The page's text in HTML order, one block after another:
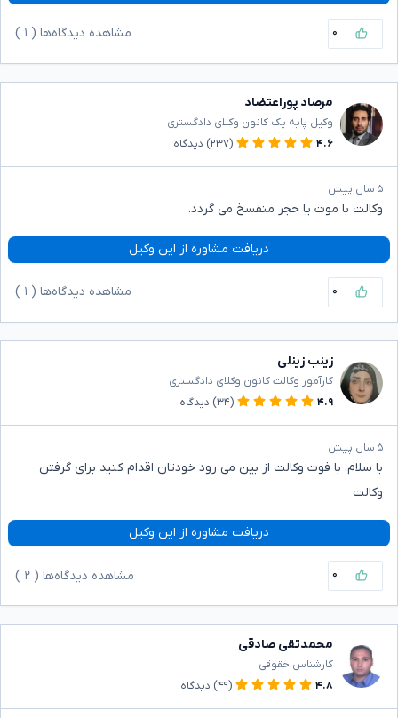
۰ مشاهده دیدگاه‌ها ( ۱
مرصاد پوراعتضاد
وکیل پایه یک کانون وکلای دادگستری
۴.۶
(۲۳۷) دیدگاه
۵ سال پیش
وکالت با موت یا حجر منفسخ می گردد.
دریافت مشاوره از این وکیل
۰ مشاهده دیدگاه‌ها ( ۱
زینب زینلی
کارآموز وکالت کانون وکلای دادگستری
۴.۹
(۳۴) دیدگاه
۵ سال پیش
با سلام، با فوت وکالت از بین می رود خودتان اقدام کنید برای گرفتن
وکالت
دریافت مشاوره از این وکیل
۰ مشاهده دیدگاه‌ها ( ۲
محمدتقی صادقی
کارشناس حقوقی
۴.۸
(۴۹) دیدگاه